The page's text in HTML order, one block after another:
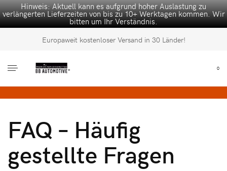
Hinweis: Aktuell kann es aufgrund hoher Auslastung zu
verlängerten Lieferzeiten von bis zu 10+ Werktagen kommen. Wir
bitten um Ihr Verständnis.
Europaweit kostenloser Versand in 30 Länder!
0
FAQ – Häufig
gestellte Fragen